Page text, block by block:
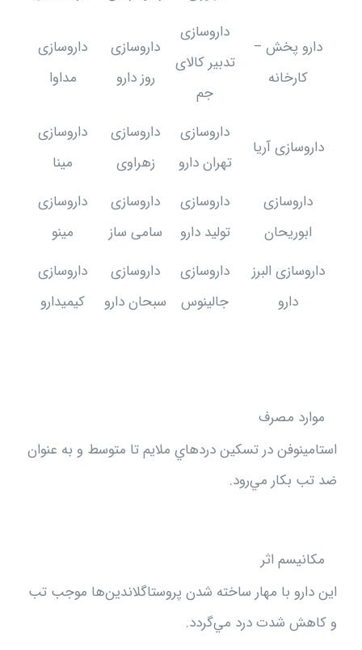
دارو پخش –
کارخانه
داروسازی
تدبیر کالای
جم
داروسازی
روز دارو
داروسازی
مداوا
داروسازی آریا
داروسازی
تهران دارو
داروسازی
زهراوی
داروسازی
مینا
داروسازی
ابوریحان
داروسازی
تولید دارو
داروسازی
سامی ساز
داروسازی
مینو
داروسازی البرز
دارو
داروسازی
جالینوس
داروسازی
سبحان دارو
داروسازی
کیمیدارو
موارد مصرف
استامينوفن در تسكين دردهاي ملايم تا متوسط و به عنوان
ضد تب بكار مي‌رود.
مکانیسم اثر
اين دارو با مهار ساخته شدن پروستاگلاندين‌ها موجب تب
و كاهش شدت درد مي‌گردد.